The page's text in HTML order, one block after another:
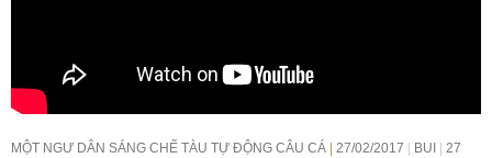
MỘT NGƯ DÂN SÁNG CHẾ TÀU TỰ ĐỘNG CÂU CÁ 27/02/2017 BUI
27